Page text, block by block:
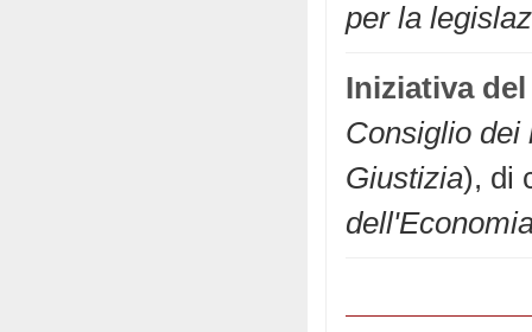
per la
Iniziativa
Consiglio dei
Giustizia), di